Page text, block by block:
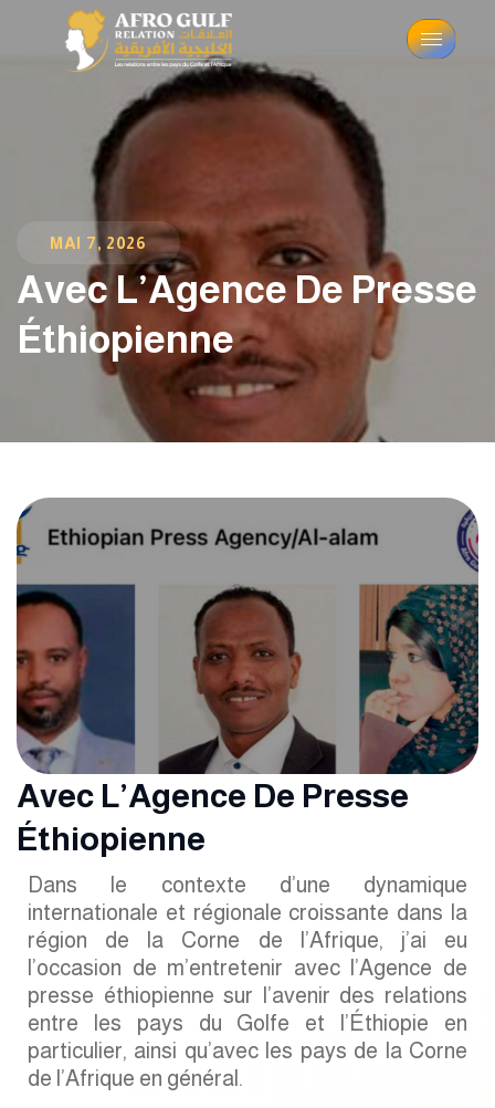
MAI 7, 2026
Avec L’Agence De Presse
Éthiopienne
Avec L’Agence De Presse
Éthiopienne
Dans le contexte d’une dynamique
internationale et régionale croissante dans la
région de la Corne de l’Afrique, j’ai eu
l’occasion de m’entretenir avec l’Agence de
presse éthiopienne sur l’avenir des relations
entre les pays du Golfe et l’Éthiopie en
particulier, ainsi qu’avec les pays de la Corne
de l’Afrique en général.